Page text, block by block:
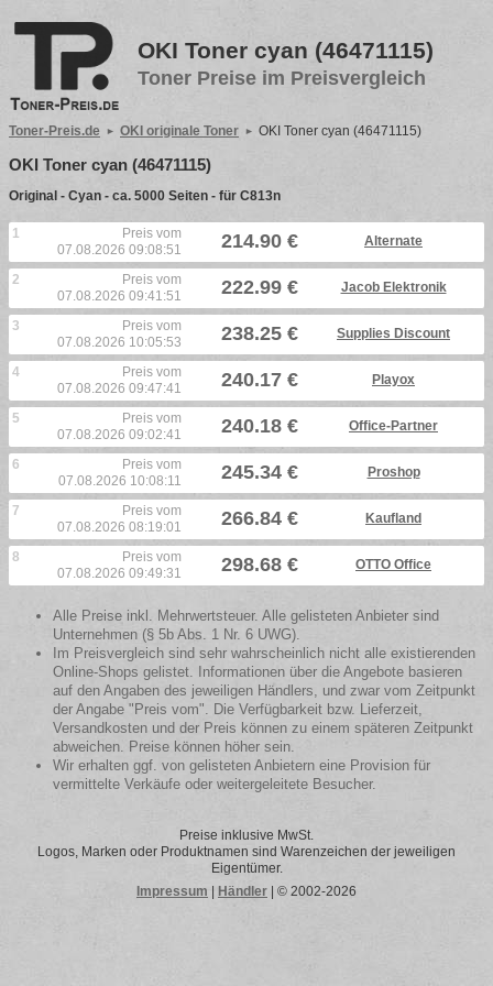
OKI Toner cyan (46471115)
Toner Preise im Preisvergleich
Toner-Preis.de OKI originale Toner OKI Toner cyan (46471115)
OKI Toner cyan (46471115)
Original - Cyan - ca. 5000 Seiten - für C813n
1
Preis vom
07.08.2026 09:08:51
214.90 € Alternate
2
Preis vom
07.08.2026 09:41:51
222.99 € Jacob Elektronik
3
Preis vom
07.08.2026 10:05:53
238.25 € Supplies Discount
4
Preis vom
07.08.2026 09:47:41
240.17 € Playox
5
Preis vom
07.08.2026 09:02:41
240.18 € Office-Partner
6
Preis vom
07.08.2026 10:08:11
245.34 € Proshop
7
Preis vom
07.08.2026 08:19:01
266.84 € Kaufland
8
Preis vom
07.08.2026 09:49:31
298.68 € OTTO Office
Alle Preise inkl. Mehrwertsteuer. Alle gelisteten Anbieter sind
Unternehmen (§ 5b Abs. 1 Nr. 6 UWG).
Im Preisvergleich sind sehr wahrscheinlich nicht alle existierenden
Online-Shops gelistet. Informationen über die Angebote basieren
auf den Angaben des jeweiligen Händlers, und zwar vom Zeitpunkt
der Angabe "Preis vom". Die Verfügbarkeit bzw. Lieferzeit,
Versandkosten und der Preis können zu einem späteren Zeitpunkt
abweichen. Preise können höher sein.
Wir erhalten ggf. von gelisteten Anbietern eine Provision für
vermittelte Verkäufe oder weitergeleitete Besucher.
Preise inklusive MwSt.
Logos, Marken oder Produktnamen sind Warenzeichen der jeweiligen
Eigentümer.
Impressum
Händler | © 2002-2026